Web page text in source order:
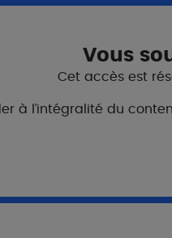
est utilisable sur le
Vous
Cet accès est
à l’intégralité du